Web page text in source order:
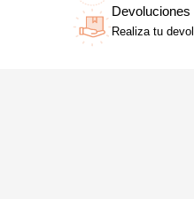
Devoluciones
Realiza tu